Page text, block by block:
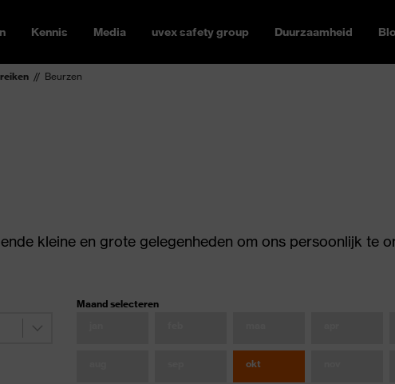
Kennis Media uvex safety group Duurzaamheid
Beurzen
kleine en grote gelegenheden om ons persoonlijk te
Maand selecteren
okt